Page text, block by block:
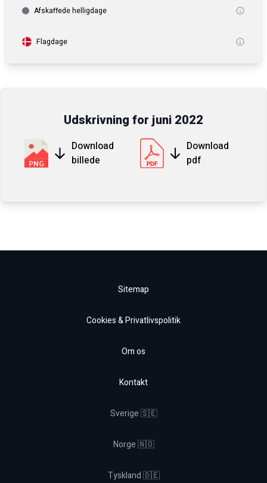
Afskaffede helligdage
Flagdage
Udskrivning forjuni 2022
Download
billede
Download
pdf
Sitemap
Cookies & Privatlivspolitik
Om os
Kontakt
Sverige 🇸🇪
Norge 🇳🇴
Tyskland 🇩🇪